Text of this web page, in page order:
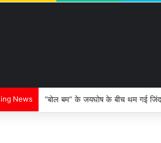
News “बोल बम” के जयघोष के बीच थम गई